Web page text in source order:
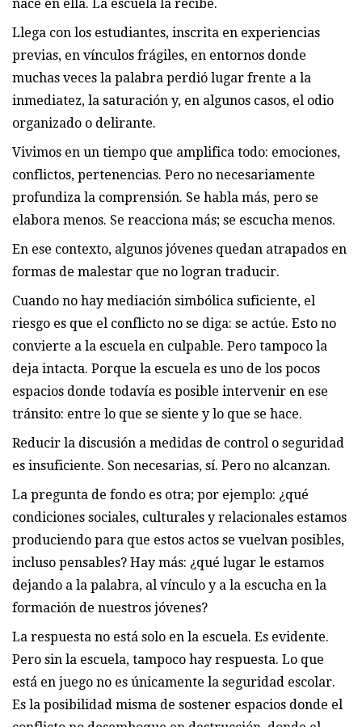
nace en ella. La escuela la recibe.
Llega con los estudiantes, inscrita en experiencias
previas, en vínculos frágiles, en entornos donde
muchas veces la palabra perdió lugar frente a la
inmediatez, la saturación y, en algunos casos, el odio
organizado o delirante.
Vivimos en un tiempo que amplifica todo: emociones,
conflictos, pertenencias. Pero no necesariamente
profundiza la comprensión. Se habla más, pero se
elabora menos. Se reacciona más; se escucha menos.
En ese contexto, algunos jóvenes quedan atrapados en
formas de malestar que no logran traducir.
Cuando no hay mediación simbólica suficiente, el
riesgo es que el conflicto no se diga: se actúe. Esto no
convierte a la escuela en culpable. Pero tampoco la
deja intacta. Porque la escuela es uno de los pocos
espacios donde todavía es posible intervenir en ese
tránsito: entre lo que se siente y lo que se hace.
Reducir la discusión a medidas de control o seguridad
es insuficiente. Son necesarias, sí. Pero no alcanzan.
La pregunta de fondo es otra; por ejemplo: ¿qué
condiciones sociales, culturales y relacionales estamos
produciendo para que estos actos se vuelvan posibles,
incluso pensables? Hay más: ¿qué lugar le estamos
dejando a la palabra, al vínculo y a la escucha en la
formación de nuestros jóvenes?
La respuesta no está solo en la escuela. Es evidente.
Pero sin la escuela, tampoco hay respuesta. Lo que
está en juego no es únicamente la seguridad escolar.
Es la posibilidad misma de sostener espacios donde el